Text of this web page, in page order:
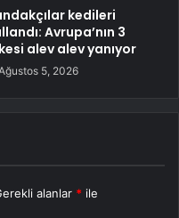
kedileri
Avrupa’nın 3
alev alev yanıyor
5, 2026
alanlar * ile